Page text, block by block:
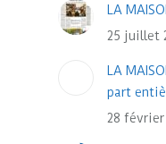
LA
25 juillet
LA
part
28 février